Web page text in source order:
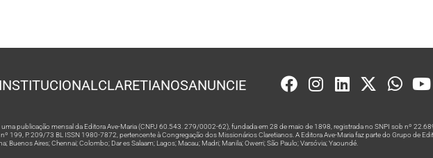
CLARETIANOSANUNCIE
uma publicação mensal da Editora Ave-Maria (CNPJ 60.543. 279/0002-62), fundada em 28 de maio de 1898, registrada no SNPI sob nº
nº 199, P. 209/73 BL ISSN 1980-7872, pertencente à Congregação dos Missionários Claretianos. A Editora Ave-Maria faz parte do Grupo de
Buenos Aires; Chennai; Colombo; Dar es Salaam; Lagos; Macau; Madri; Manila; Owerri; São Paulo; Varsóvia; Yaoundé.